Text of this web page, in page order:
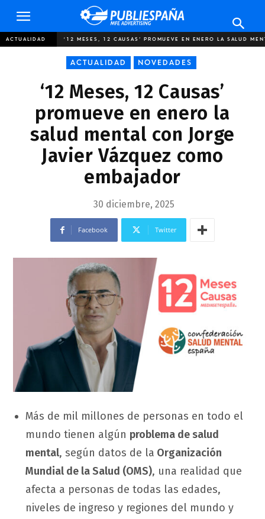
Publiespaña
ACTUALIDAD ‘12 MESES, 12 CAUSAS’ PROMUEVE EN ENERO LA SALUD
ACTUALIDAD NOVEDADES
‘12 Meses, 12 Causas’
promueve en enero la
salud mental con Jorge
Javier Vázquez como
embajador
30 diciembre, 2025
Facebook Twitter
Más de mil millones de personas en todo el
mundo tienen algún problema de salud
mental, según datos de la Organización
Mundial de la Salud (OMS), una realidad que
afecta a personas de todas las edades,
niveles de ingreso y regiones del mundo y